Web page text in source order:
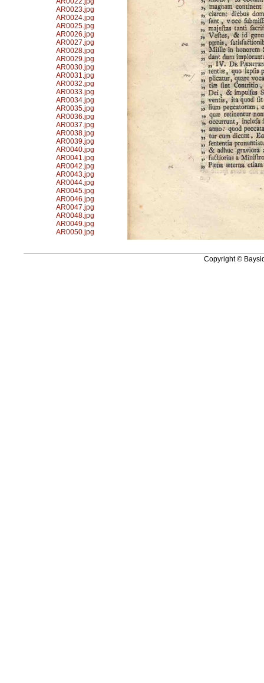
AR0023.jpg
AR0024.jpg
AR0025.jpg
AR0026.jpg
AR0027.jpg
AR0028.jpg
AR0029.jpg
AR0030.jpg
AR0031.jpg
AR0032.jpg
AR0033.jpg
AR0034.jpg
AR0035.jpg
AR0036.jpg
AR0037.jpg
AR0038.jpg
AR0039.jpg
AR0040.jpg
AR0041.jpg
AR0042.jpg
AR0043.jpg
AR0044.jpg
AR0045.jpg
AR0046.jpg
AR0047.jpg
AR0048.jpg
AR0049.jpg
AR0050.jpg
Copyright ©